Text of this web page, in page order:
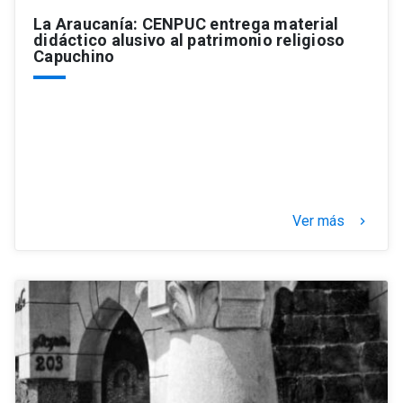
La Araucanía: CENPUC entrega material
didáctico alusivo al patrimonio religioso
Capuchino
Ver más keyboard_arrow_right